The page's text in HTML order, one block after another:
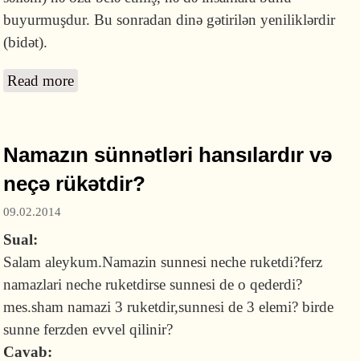
buyurmuşdur. Bu sonradan dinə gətirilən yeniliklərdir
(bidət).
Read more
Namazın sünnətləri hansılardır və
neçə rükətdir?
09.02.2014
Sual:
Salam aleykum.Namazin sunnesi neche ruketdi?ferz
namazlari neche ruketdirse sunnesi de o qederdi?
mes.sham namazi 3 ruketdir,sunnesi de 3 elemi? birde
sunne ferzden evvel qilinir?
Cavab: